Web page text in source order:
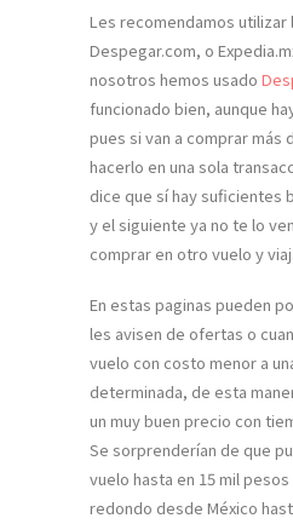
Les recomendamos utilizar
Despegar.com, o
nosotros hemos usado
funcionado bien, aunque
pues si van a comprar más
hacerlo en una sola
dice que sí hay suficientes
y el siguiente ya no te lo
comprar en otro vuelo y
En estas paginas pueden
les avisen de ofertas o
vuelo con costo menor a
determinada, de esta
un muy buen precio con
Se sorprenderían de que
vuelo hasta en 15 mil
redondo desde México